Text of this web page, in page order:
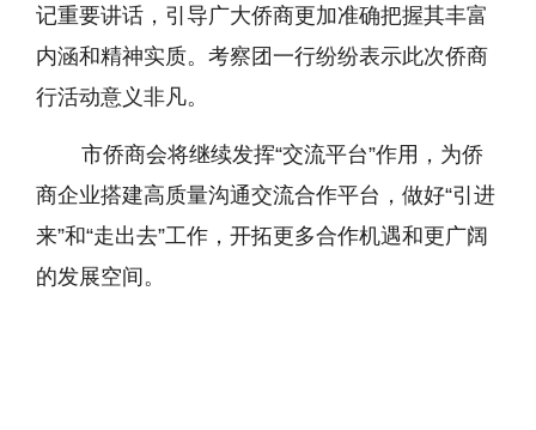
记重要讲话，引导广大侨商更加准确把握其丰富
内涵和精神实质。考察团一行纷纷表示此次侨商
行活动意义非凡。
市侨商会将继续发挥“交流平台”作用，为侨
商企业搭建高质量沟通交流合作平台，做好“引进
来”和“走出去”工作，开拓更多合作机遇和更广阔
的发展空间。